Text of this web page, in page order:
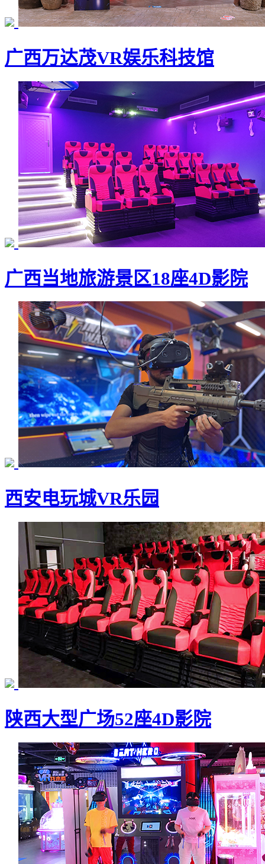
广西万达茂VR娱乐科技馆
广西当地旅游景区18座4D影院
西安电玩城VR乐园
陕西大型广场52座4D影院